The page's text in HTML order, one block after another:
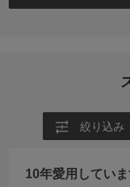
絞り込み
10年愛用してい